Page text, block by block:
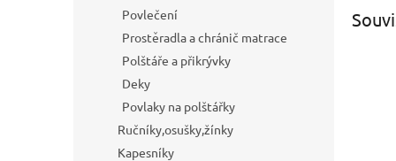
Povlečení
Prostěradla a chránič matrace
Polštáře a přikrývky
Deky
Povlaky na polštářky
Ručníky,osušky,žínky
Kapesníky